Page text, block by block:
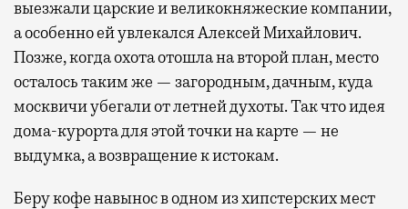
выезжали царские и великокняжеские компании,
а особенно ей увлекался Алексей Михайлович.
Позже, когда охота отошла на второй план, место
осталось таким же — загородным, дачным, куда
москвичи убегали от летней духоты. Так что идея
дома-курорта для этой точки на карте — не
выдумка, а возвращение к истокам.
Беру кофе навынос в одном из хипстерских мест